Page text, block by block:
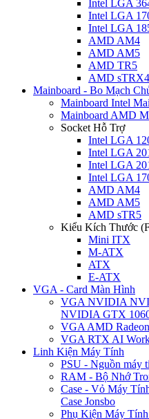
Intel LGA
Intel LGA
Intel LGA
AMD AM4
AMD AM5
AMD TR5
AMD sTRX4
Mainboard - Bo Mạch
Mainboard Intel
Mainboard AMD
Socket Hỗ Trợ
Intel LGA
Intel LGA
Intel LGA
Intel LGA
AMD AM4
AMD AM5
AMD sTR5
Kiểu Kích Thước
Mini ITX
M-ATX
ATX
E-ATX
VGA - Card Màn Hình
VGA NVIDIA
NVIDIA GTX
VGA AMD Radeon
VGA RTX AI
Linh Kiện Máy Tính
PSU - Nguồn máy
RAM - Bộ Nhớ
Case - Vỏ Máy
Case Jonsbo
Phụ Kiện Máy Tính